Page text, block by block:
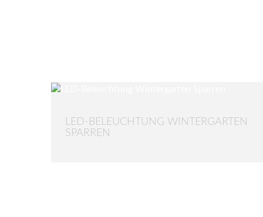
LED-BELEUCHTUNG WINTERGARTEN
SPARREN